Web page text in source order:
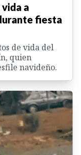
a
fiesta
de vida del
quien
navideño.